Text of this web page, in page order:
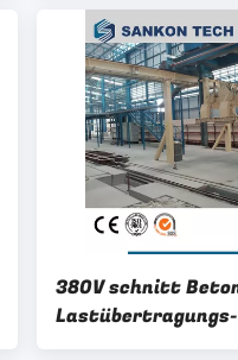
380V schnitt